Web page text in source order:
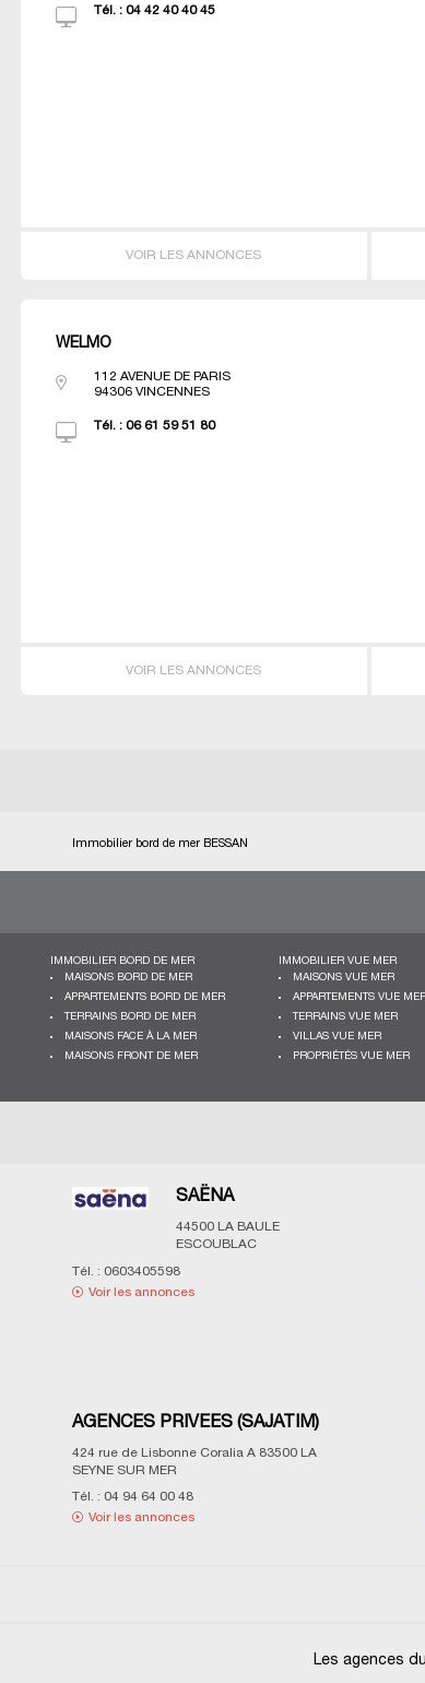
Tél. : 04 42 40 40 45
VOIR LES ANNONCES
WELMO
112 AVENUE DE PARIS
94306 VINCENNES
Tél. : 06 61 59 51 80
VOIR LES ANNONCES
Immobilier bord de mer BESSAN
IMMOBILIER BORD DE MER
MAISONS BORD DE MER
APPARTEMENTS BORD DE MER
TERRAINS BORD DE MER
MAISONS FACE À LA MER
MAISONS FRONT DE MER
IMMOBILIER VUE MER
MAISONS VUE MER
APPARTEMENTS VUE
TERRAINS VUE MER
VILLAS VUE MER
PROPRIÉTÉS VUE MER
SAËNA
44500
LA BAULE
ESCOUBLAC
Tél. : 0603405598
Voir les annonces
AGENCES PRIVEES (SAJATIM)
424 rue de Lisbonne Coralia A 83500
LA
SEYNE SUR MER
Tél. : 04 94 64 00 48
Voir les annonces
Les agences